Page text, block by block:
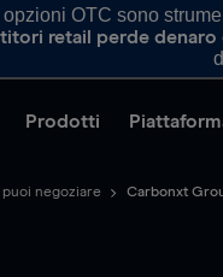
opzioni OTC sono
retail perde denaro
Prodotti
puoi negoziare Carbonxt